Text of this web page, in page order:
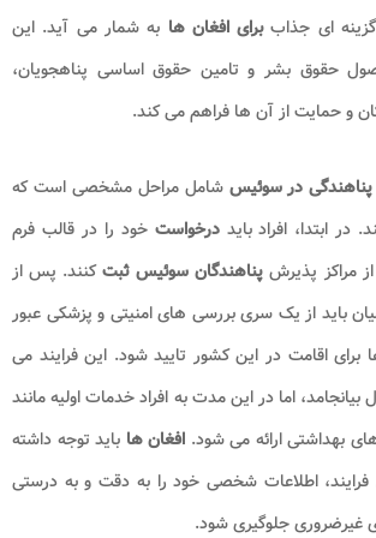
ای جذاببرای افغان ها به شمار می آید. این
حقوق بشر و تامین حقوق اساسی پناهجویان،
و حمایت از آن ها فراهم می کند.
پناهندگی در سوئیس شامل مراحل مشخصی است که
در ابتدا، افراد بایددرخواست خود را در قالب فرم
مراکز پذیرش پناهندگان سوئیس ثبتکنند. پس از
باید از یک سری بررسی های امنیتی و پزشکی عبور
اقامت در این کشور تایید شود. این فرایند می
اما در این مدت به افراد خدمات اولیه مانند
بهداشتی ارائه می شود. افغان ها باید توجه داشته
اطلاعات شخصی خود را به دقت و به درستی
غیرضروری جلوگیری شود.